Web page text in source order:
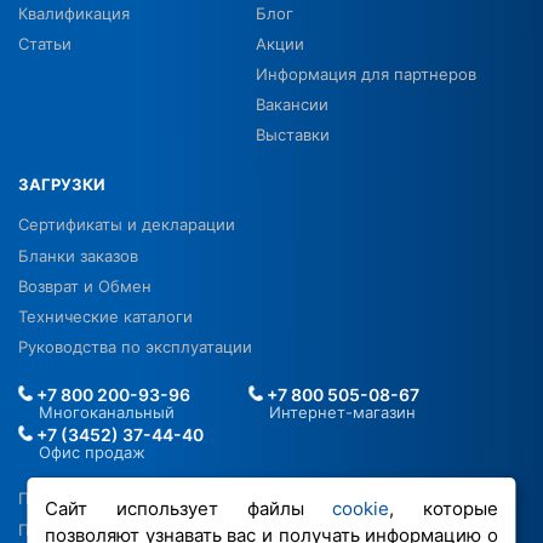
Сайт использует файлыcookie, которые
позволяют узнавать вас и получать информацию о
Квалификация
Статьи
Блог
Акции
Информация для партнеров
Вакансии
Выставки
ЗАГРУЗКИ
Сертификаты и декларации
Бланки заказов
Возврат и Обмен
Технические каталоги
Руководства по эксплуатации
Политика в отношении ПДН
Политика обработки файлов cookie
+7 800 200-93-96
Многоканальный
+7 800 505-08-67
Интернет-магазин
+7 (3452) 37-44-40
Офис продаж